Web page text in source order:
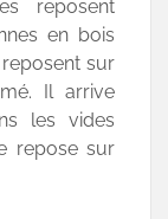
reposent
en bois
sur
Il arrive
les vides
repose sur